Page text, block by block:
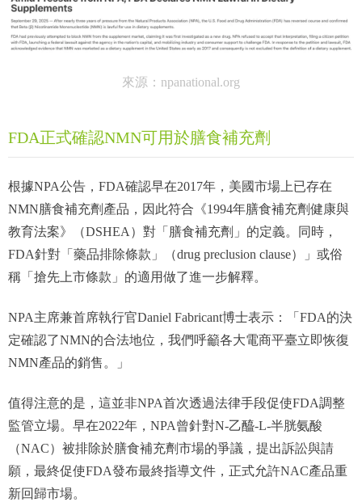
來源：npanational.org
FDA正式確認NMN可用於膳食補充劑
根據NPA公告，FDA確認早在2017年，美國市場上已存在
NMN膳食補充劑產品，因此符合《1994年膳食補充劑健康與
教育法案》（DSHEA）對「膳食補充劑」的定義。同時，
FDA針對「藥品排除條款」（drug preclusion clause）」或俗
稱「搶先上市條款」的適用做了進一步解釋。
NPA主席兼首席執行官Daniel Fabricant博士表示：「FDA的決
定確認了NMN的合法地位，我們呼籲各大電商平臺立即恢復
NMN產品的銷售。」
值得注意的是，這並非NPA首次透過法律手段促使FDA調整
監管立場。早在2022年，NPA曾針對N-乙醯-L-半胱氨酸
（NAC）被排除於膳食補充劑市場的爭議，提出訴訟與請
願，最終促使FDA發布最終指導文件，正式允許NAC產品重
新回歸市場。